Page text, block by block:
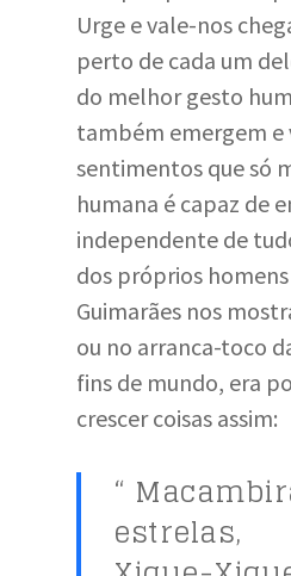
Urge e vale-nos
perto de cada um
do melhor gesto
também emergem e
sentimentos que só
humana é capaz de
independente de
dos próprios
Guimarães nos
ou no arranca-toco
fins de mundo, era
crescer coisas assim:
“
estrelas,